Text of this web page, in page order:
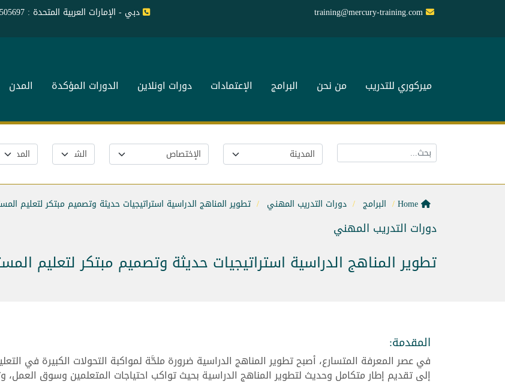
training@mercury-training.com دبي - الإمارات العربية المتحدة : 0097144505697
ميركوري للتدريب من نحن البرامج الإعتمادات دورات اونلاين الدورات المؤكدة المدن
البرامج دورات التدريب المهني تطوير المناهج الدراسية استراتيجيات حديثة وتصميم مبتكر لتعليم
دورات التدريب المهني
تطوير المناهج الدراسية استراتيجيات حديثة وتصميم مبتكر لتعليم
المقدمة:
في عصر المعرفة المتسارع، أصبح تطوير المناهج الدراسية ضرورة ملحَّة لمواكبة التحولات الكبيرة في
إلى تقديم إطار متكامل وحديث لتطوير المناهج الدراسية بحيث تواكب احتياجات المتعلمين وسوق العمل،